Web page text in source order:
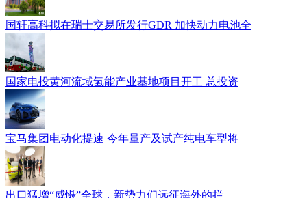
国轩高科拟在瑞士交易所发行GDR 加快动力电池全
国家电投黄河流域氢能产业基地项目开工 总投资
宝马集团电动化提速 今年量产及试产纯电车型将
出口猛增“威慑”全球，新势力们远征海外的拦